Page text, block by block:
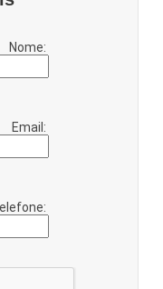
Nome:
Email: